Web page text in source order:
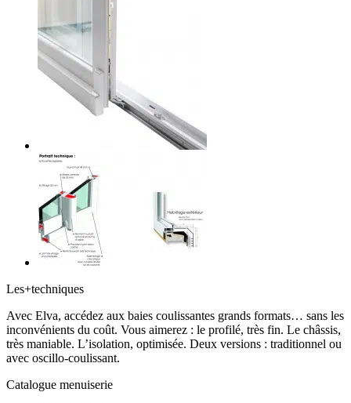
Les+techniques
Avec Elva, accédez aux baies coulissantes grands formats… sans les
inconvénients du coût. Vous aimerez : le profilé, très fin. Le châssis,
très maniable. L’isolation, optimisée. Deux versions : traditionnel ou
avec oscillo-coulissant.
Catalogue menuiserie